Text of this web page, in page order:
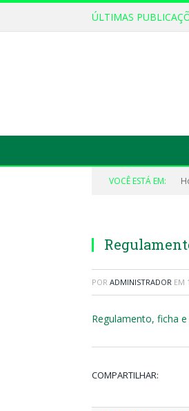
ÚLTIMAS
VOCÊ ESTÁ EM:
POR ADMINISTRADOR EM
Regulamento, ficha
COMPARTILHAR: